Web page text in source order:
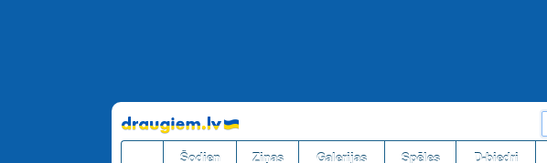
Pāriet
uz
saturu
Šodien Ziņas Galerijas Spēles D-biedri